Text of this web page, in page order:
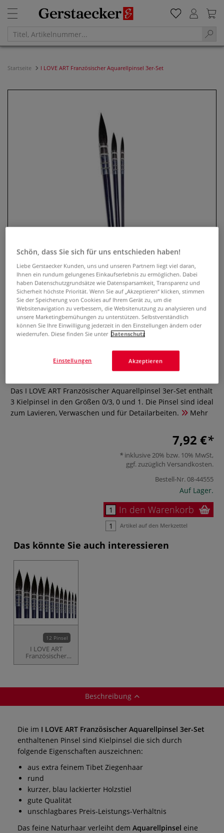
Startseite I LOVE ART Französischer Aquarellpinsel 3er-Set
I LOVE ART Französischer
Aquarellpinsel 3er-Set
0 Bewertungen
Das I LOVE ART Französischer Aquarellpinsel 3er-Set enthält
3 Kielpinsel in den Größen 0/3, 0 und 1. Die Pinsel sind ideal
zum Lavieren, Verwaschen und für Detailarbeiten.
Mehr
7,92 €
inklusive 20% bzw. 10% MwSt,
ggf. zuzüglich Versandkosten.
Bestell-Nr.08-44555
Auf Lager.
In den Warenkorb
Artikel auf den Merkzettel
Das könnte Sie auch interessieren
12 Pinsel
I LOVE ART
Französischer
Aquarellpinsel,
Beschreibung
Die im I LOVE ART Französischer Aquarellpinsel 3er-Set
enthaltenen Pinsel sind Kielpinsel die sich durch
folgende Eigenschaften auszeichnen:
aus extra feinem Tibet Ziegenhaar
rund
kurzer, blau lackierter Holzstiel
gute Qualität
unschlagbares Preis-Leistungs-Verhältnis
Das feine Naturhaar verleiht dem Aquarellpinsel eine
Schön, dass Sie sich für uns entschieden haben!
Liebe Gerstaecker Kunden, uns und unseren Partnern liegt viel daran,
Ihnen ein rundum gelungenes Einkaufserlebnis zu ermöglichen. Dabei
haben Datenschutzgrundsätze wie Datensparsamkeit, Transparenz und
Sicherheit höchste Priorität. Wenn Sie auf „Akzeptieren“ klicken, stimmen
Sie der Speicherung von Cookies auf Ihrem Gerät zu, um die
Websitenavigation zu verbessern, die Websitenutzung zu analysieren und
unsere Marketingbemühungen zu unterstützen. Selbstverständlich
können Sie Ihre Einwilligung jederzeit in den Einstellungen ändern oder
wiederrufen. Diese finden Sie unter Datenschutz
Akzeptieren
Einstellungen